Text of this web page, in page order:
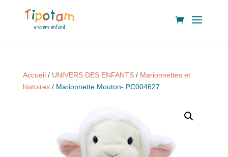
Accueil/ UNIVERS DES ENFANTS/ Marionnettes et
histoires/ Marionnette Mouton- PC004627